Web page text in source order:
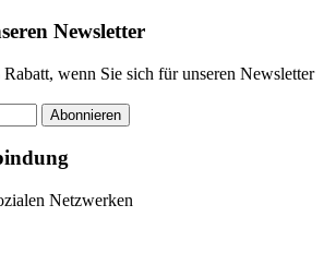
Newsletter
wenn Sie sich für unseren Newsletter
Abonnieren
Netzwerken